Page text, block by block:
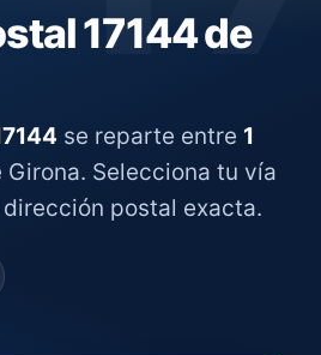
17144 de
se reparte entre 1
Girona. Selecciona tu vía
postal exacta.